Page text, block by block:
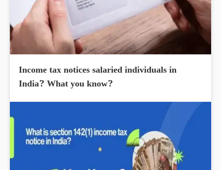
Income tax notices salaried individuals in
India? What you know?